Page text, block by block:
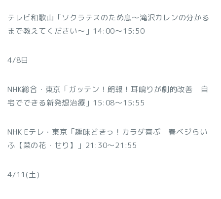
テレビ和歌山「ソクラテスのため息～滝沢カレンの分かる
まで教えてください～」14:00～15:50
4/8日
NHK総合・東京「ガッテン！朗報！耳鳴りが劇的改善 自
宅でできる新発想治療」15:08～15:55
NHK Eテレ・東京「趣味どきっ！カラダ喜ぶ 春ベジらい
ふ【菜の花・せり】」21:30～21:55
4/11(土)